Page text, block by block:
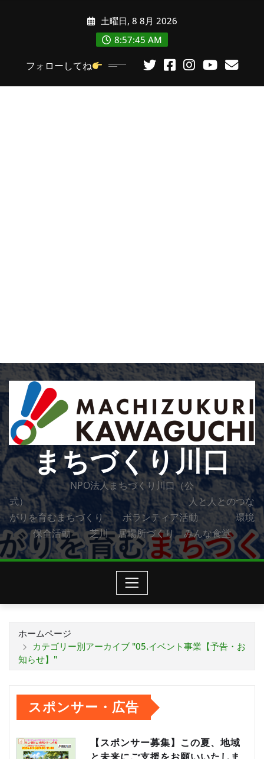
に
土曜日, 8 8月 2026
8:57:46 AM
フォローしてね
まちづくり川口
NPO法人まちづくり川口（公
式） 人と人とのつな
がりを育むまちづくり ボランティア活動 環境
保全活動 芝川 居場所づくり みんな食堂
ホームページ
カテゴリー別アーカイブ "05.イベント事業【予告・お
知らせ】"
スポンサー・広告
【スポンサー募集】この夏、地域